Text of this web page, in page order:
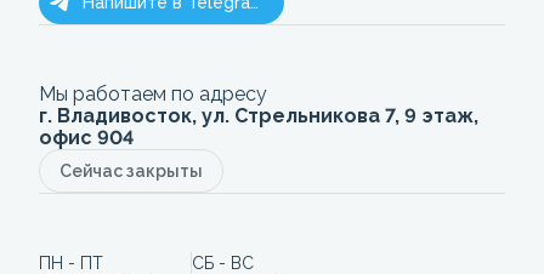
Мы работаем по адресу
г. Владивосток, ул. Стрельникова 7, 9 этаж,
офис 904
Сейчас закрыты
ПН - ПТ
СБ - ВС